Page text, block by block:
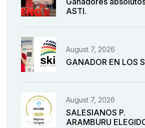
ASTI.
August 7, 2026
GANADOR EN LOS
August 7, 2026
SALESIANOS P.
ARAMBURU